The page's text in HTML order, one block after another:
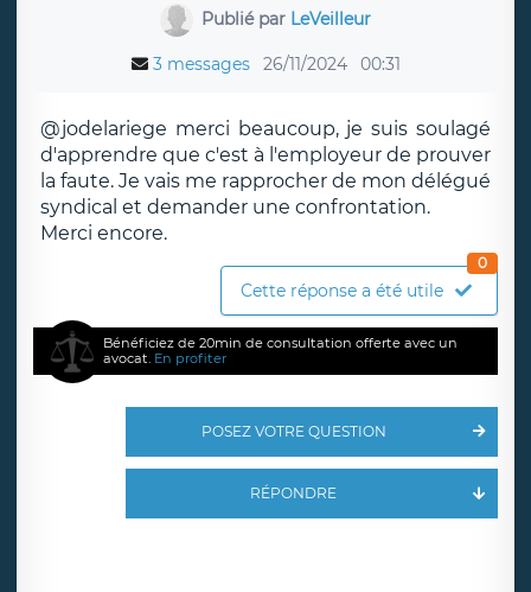
Publié par LeVeilleur
3 messages 26/11/2024 00:31
@jodelariege merci beaucoup, je suis soulagé
d'apprendre que c'est à l'employeur de prouver
la faute. Je vais me rapprocher de mon délégué
syndical et demander une confrontation.
Merci encore.
Cette réponse a été utile
0
Bénéficiez de 20min de consultation offerte avec un
avocat. En profiter
POSEZ VOTRE QUESTION
RÉPONDRE